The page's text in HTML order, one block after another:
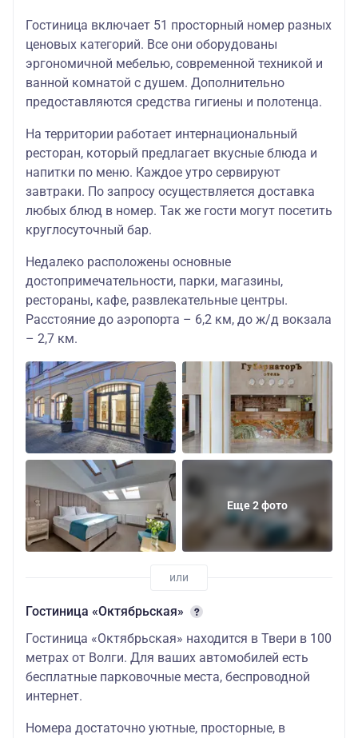
Гостиница включает 51 просторный номер разных
ценовых категорий. Все они оборудованы
эргономичной мебелью, современной техникой и
ванной комнатой с душем. Дополнительно
предоставляются средства гигиены и полотенца.
На территории работает интернациональный
ресторан, который предлагает вкусные блюда и
напитки по меню. Каждое утро сервируют
завтраки. По запросу осуществляется доставка
любых блюд в номер. Так же гости могут посетить
круглосуточный бар.
Недалеко расположены основные
достопримечательности, парки, магазины,
рестораны, кафе, развлекательные центры.
Расстояние до аэропорта – 6,2 км, до ж/д вокзала
– 2,7 км.
Еще 2 фото
Гостиница «Октябрьская»
Гостиница «Октябрьская» находится в Твери в 100
метрах от Волги. Для ваших автомобилей есть
бесплатные парковочные места, беспроводной
интернет.
Номера достаточно уютные, просторные, в